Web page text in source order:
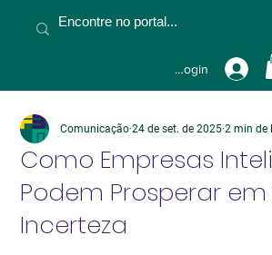
Fazer Login
Como Empresas
Podem Prosperar
Incerteza
Comunicação 24 de set. de 2025 2 min de